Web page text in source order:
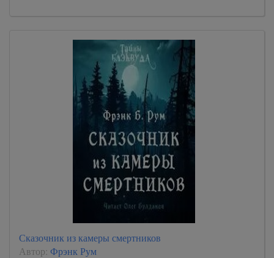
Сказочник из камеры смертников
Автор: Фрэнк Рум